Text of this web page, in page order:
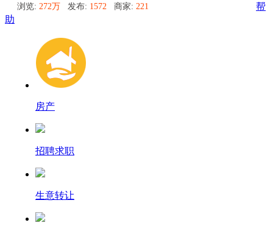
浏览: 272万 发布: 1572 商家: 221
帮
助
房产
招聘求职
生意转让